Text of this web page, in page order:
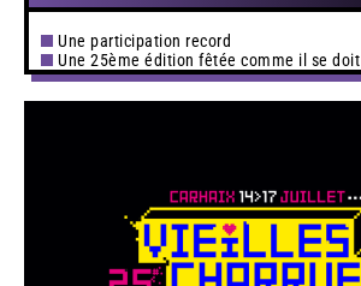
Une participation record
Une 25ème édition fêtée comme il se doit